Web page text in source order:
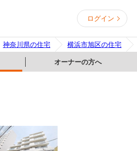
ログイン
神奈川県の住宅 横浜市旭区の住宅
オーナーの方へ